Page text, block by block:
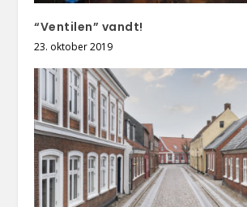
“Ventilen” vandt!
23. oktober 2019